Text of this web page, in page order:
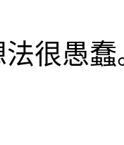
很愚蠢